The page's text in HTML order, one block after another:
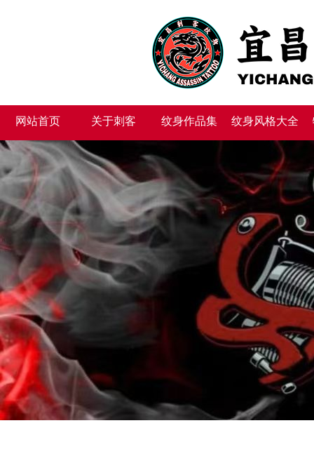
网站首页 关于刺客 纹身作品集 纹身风格大全